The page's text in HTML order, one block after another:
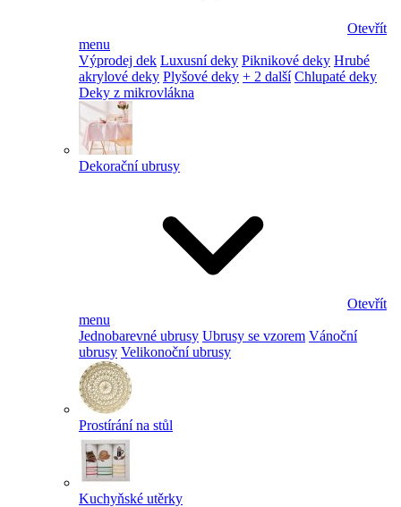
Otevřít
menu
Výprodej dek Luxusní deky Piknikové deky Hrubé
akrylové deky Plyšové deky + 2 další Chlupaté deky
Deky z mikrovlákna
Dekorační ubrusy
Otevřít
menu
Jednobarevné ubrusy Ubrusy se vzorem Vánoční
ubrusy Velikonoční ubrusy
Prostírání na stůl
Kuchyňské utěrky